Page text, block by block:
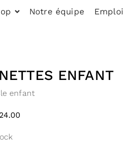
Notre équipe Emploi
ENFANT
enfant
24.00